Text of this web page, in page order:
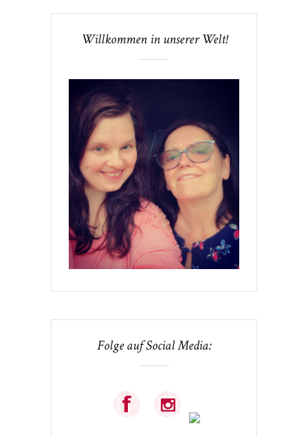
Willkommen in unserer Welt!
Folge auf Social Media: